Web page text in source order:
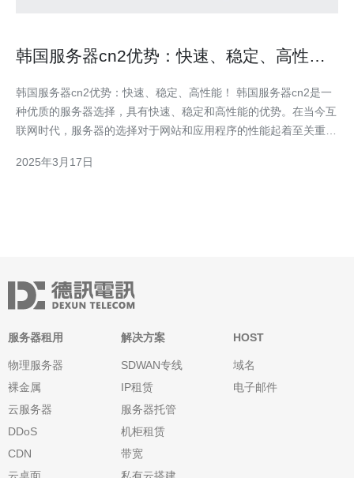
韩国服务器cn2优势：快速、稳定、高性
韩国服务器cn2优势：快速、稳定、高性能！ 韩国服务器cn2是一
种优质的服务器选择，具有快速、稳定和高性能的优势。在当今互
联网时代，服务器的选择对于网站和应用程序的性能起着至关重要
解并做出明智的选择。 韩国服务器cn2以其出色的网络连接速度而
2025年3月17日
服务器租用
物理服务器
裸金属
云服务器
DDoS
CDN
解决方案
SDWAN专线
IP租赁
服务器托管
机柜租赁
带宽
HOST
域名
电子邮件